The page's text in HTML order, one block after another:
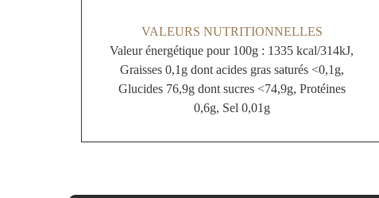
VALEURS NUTRITIONNELLES
Valeur énergétique pour 100g : 1335 kcal/314kJ,
Graisses 0,1g dont acides gras saturés <0,1g,
Glucides 76,9g dont sucres <74,9g, Protéines
0,6g, Sel 0,01g